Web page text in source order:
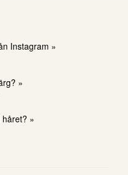
Instagram »
»
»